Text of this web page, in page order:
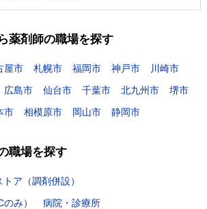
薬剤師の職場を探す
屋市 札幌市 福岡市 神戸市
川崎市
広島市 仙台市 千葉市 北九州市
堺市
市 相模原市 岡山市 静岡市
職場を探す
トア（調剤併設）
み）
病院・診療所